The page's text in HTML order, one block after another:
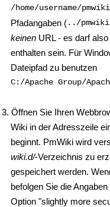
/home/username/
Pfadangaben (../
keinen URL - es darf also
enthalten sein. Für
Dateipfad zu benutzen
C:/Apache Group/
3. Öffnen Sie Ihren
Wiki in der Adresszeile
beginnt. PmWiki wird
wiki.d/-Verzeichnis zu
gespeichert werden.
befolgen Sie die
Option "slightly more